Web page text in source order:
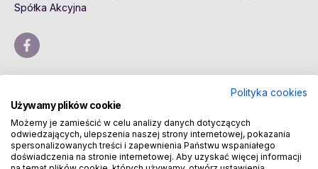
Spółka Akcyjna
Polityka cookies
Używamy plików cookie
Możemy je zamieścić w celu analizy danych dotyczących
odwiedzających, ulepszenia naszej strony internetowej, pokazania
spersonalizowanych treści i zapewnienia Państwu wspaniałego
doświadczenia na stronie internetowej. Aby uzyskać więcej informacji